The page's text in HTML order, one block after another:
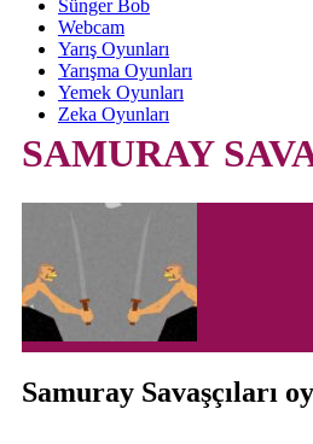
Sünger Bob
Webcam
Yarış Oyunları
Yarışma Oyunları
Yemek Oyunları
Zeka Oyunları
SAMURAY
Samuray Savaşçıları